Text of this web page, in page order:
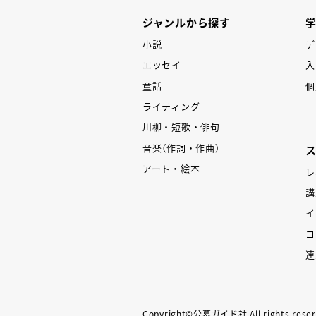
ジャンルから探す
小説
エッセイ
童話
ライティング
川柳・短歌・俳句
音楽（作詞・作曲）
アート・絵本